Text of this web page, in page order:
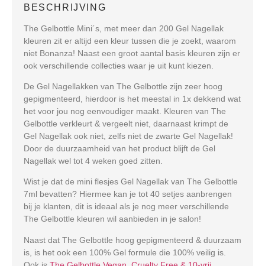
BESCHRIJVING
The Gelbottle Mini´s, met meer dan 200 Gel Nagellak
kleuren zit er altijd een kleur tussen die je zoekt, waarom
niet Bonanza! Naast een groot aantal basis kleuren zijn er
ook verschillende collecties waar je uit kunt kiezen.
De Gel Nagellakken van The Gelbottle zijn zeer hoog
gepigmenteerd, hierdoor is het meestal in 1x dekkend wat
het voor jou nog eenvoudiger maakt. Kleuren van The
Gelbottle verkleurt & vergeelt niet, daarnaast krimpt de
Gel Nagellak ook niet, zelfs niet de zwarte Gel Nagellak!
Door de duurzaamheid van het product blijft de Gel
Nagellak wel tot 4 weken goed zitten.
Wist je dat de mini flesjes Gel Nagellak van The Gelbottle
7ml bevatten? Hiermee kan je tot 40 setjes aanbrengen
bij je klanten, dit is ideaal als je nog meer verschillende
The Gelbottle kleuren wil aanbieden in je salon!
Naast dat The Gelbottle hoog gepigmenteerd & duurzaam
is, is het ook een 100% Gel formule die 100% veilig is.